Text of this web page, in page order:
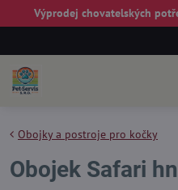
Výprodej chovatelských
Obojky a postroje pro kočky
Obojek Safari